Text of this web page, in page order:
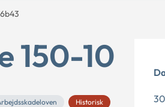
150-10
Historisk